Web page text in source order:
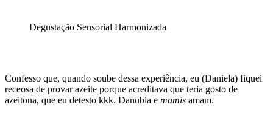
Degustação Sensorial Harmonizada
Confesso que, quando soube dessa experiência, eu (Daniela) fiquei
receosa de provar azeite porque acreditava que teria gosto de
azeitona, que eu detesto kkk. Danubia e mamis amam.